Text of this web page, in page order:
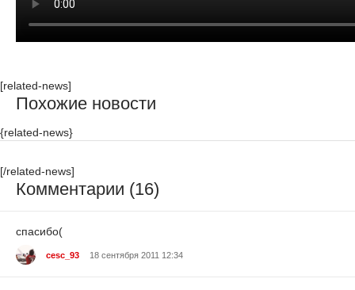
[related-news]
Похожие новости
{related-news}
[/related-news]
Комментарии (16)
спасибо(
cesc_93 18 сентября 2011 12:34